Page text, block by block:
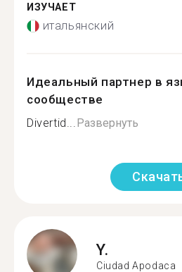
ИЗУЧАЕТ
итальянский
Идеальный партнер в
сообществе
Divertid...Развернуть
Y.
Ciudad Apodaca